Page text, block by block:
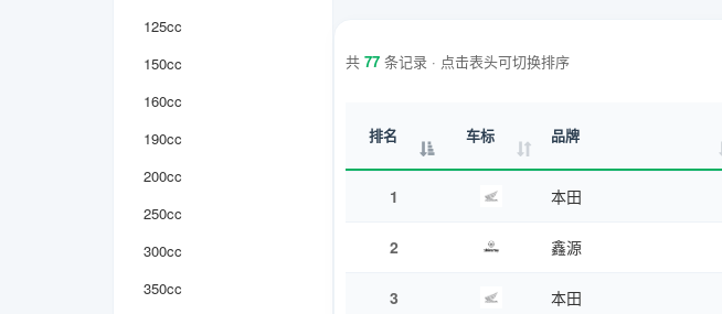
125cc
150cc
160cc
190cc
200cc
250cc
300cc
350cc
共 77 条记录 · 点击表头可切换排序
排名 车标 品牌
1 本田
2 鑫源
3 本田